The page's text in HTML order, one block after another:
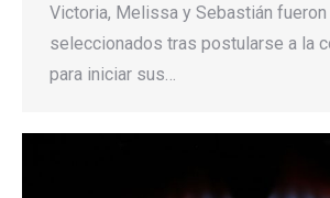
Victoria, Melissa y Sebastián fueron
seleccionados tras postularse a la
para iniciar sus…